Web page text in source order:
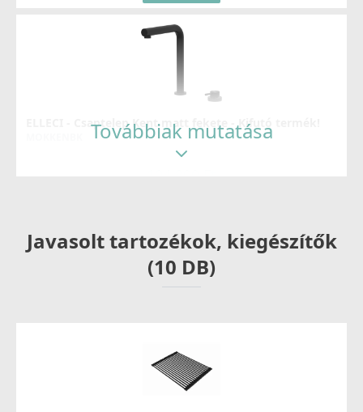
ELLECI - Csaptelep Kent matt fekete - Kifutó termék!
ELLECI - Csaptelep Fold Matt fekete
Továbbiak mutatása
Javasolt tartozékok, kiegészítők
(10 DB)